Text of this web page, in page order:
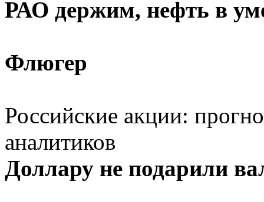
РАО держим, нефть в
Флюгер
Российские акции:
аналитиков
Доллару не подарили